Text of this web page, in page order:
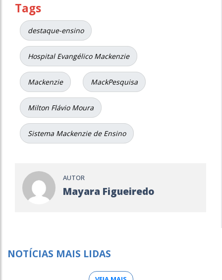
Tags
destaque-ensino
Hospital Evangélico Mackenzie
Mackenzie MackPesquisa
Milton Flávio Moura
Sistema Mackenzie de Ensino
AUTOR
Mayara Figueiredo
NOTÍCIAS MAIS LIDAS